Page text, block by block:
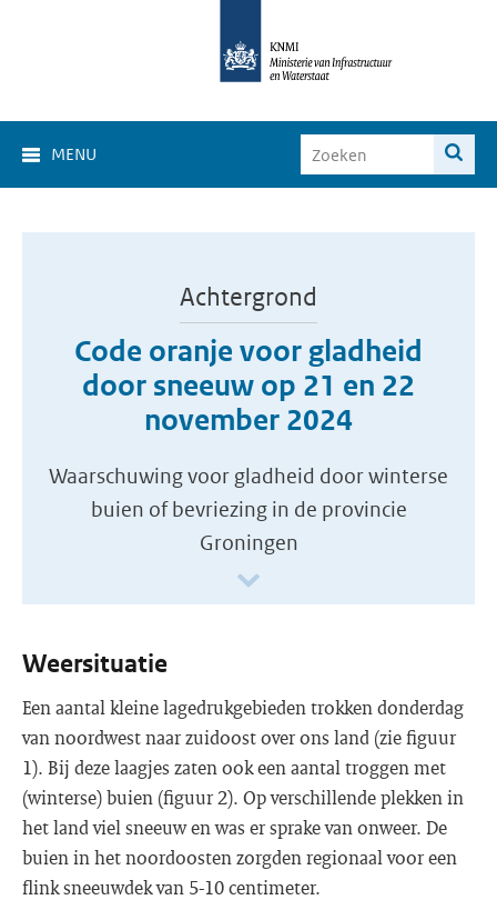
MENU
Achtergrond
Code oranje voor gladheid
door sneeuw op 21 en 22
november 2024
Waarschuwing voor gladheid door winterse
buien of bevriezing in de provincie
Groningen
Weersituatie
Een aantal kleine lagedrukgebieden trokken donderdag
van noordwest naar zuidoost over ons land (zie figuur
1). Bij deze laagjes zaten ook een aantal troggen met
(winterse) buien (figuur 2). Op verschillende plekken in
het land viel sneeuw en was er sprake van onweer. De
buien in het noordoosten zorgden regionaal voor een
flink sneeuwdek van 5-10 centimeter.